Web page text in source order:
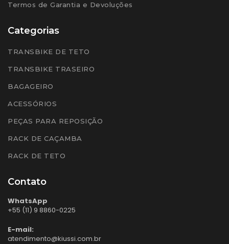
Termos de Garantia e Devoluções
Categorias
TRANSBIKE DE TETO
TRANSBIKE TRASEIRO
BAGAGEIRO
ACESSÓRIOS
PEÇAS PARA REPOSIÇÃO
RACK DE CAÇAMBA
RACK DE TETO
Contato
WhatsApp
+55 (11) 9 8860-0225
E-mail:
atendimento@kiussi.com.br